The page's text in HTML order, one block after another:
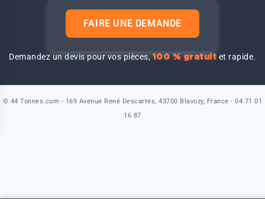
FAIRE UNE DEMANDE
Demandez un devis pour vos pièces,100 % gratuit et rapide.
© 44 Tonnes.com - 169 Avenue René Descartes, 43700 Blavozy, France - 04 71 01
16 87